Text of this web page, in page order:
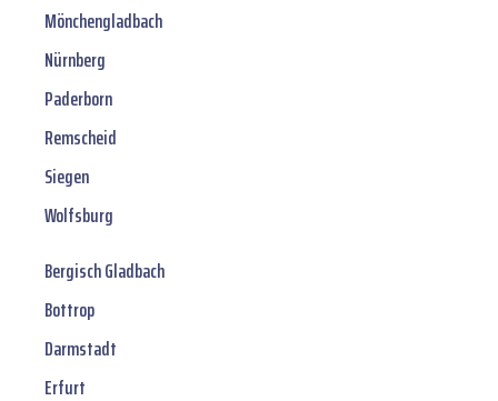
Mönchengladbach
Nürnberg
Paderborn
Remscheid
Siegen
Wolfsburg
Bergisch Gladbach
Bottrop
Darmstadt
Erfurt